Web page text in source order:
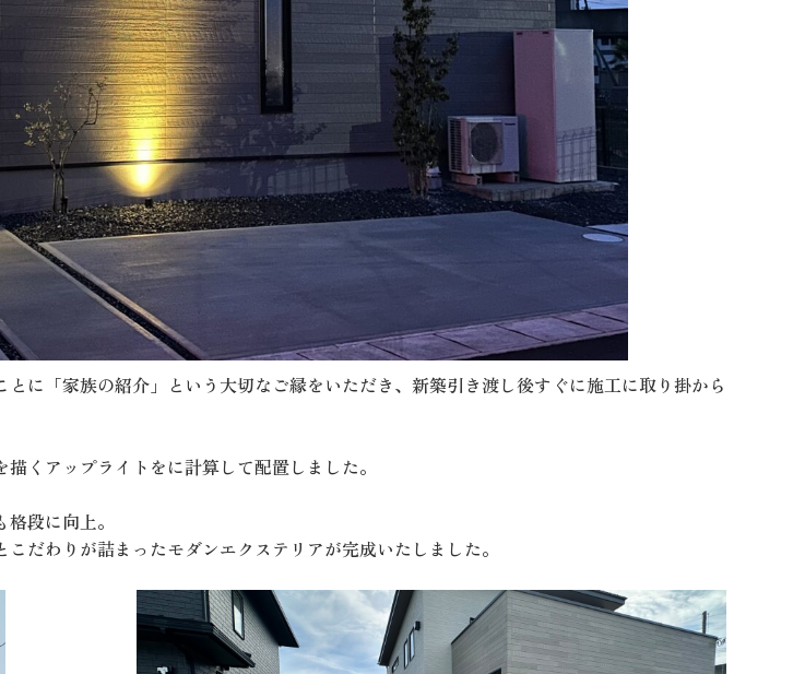
に「家族の紹介」という大切なご縁をいただき、新築引き渡し後すぐに施工に取り掛から
くアップライトをに計算して配置しました。
段に向上。
だわりが詰まったモダンエクステリアが完成いたしました。